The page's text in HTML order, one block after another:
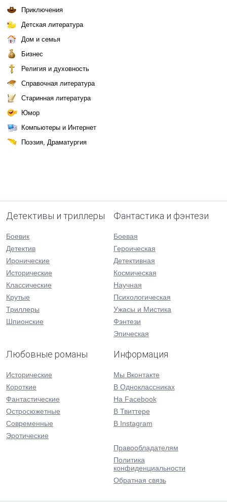
Приключения
Детская литература
Дом и семья
Бизнес
Религия и духовность
Справочная литература
Старинная литература
Юмор
Компьютеры и Интернет
Поэзия, Драматургия
Детективы и триллеры
Боевик
Детектив
Иронические
Исторические
Классические
Крутые
Триллеры
Шпионские
Фантастика и фэнтези
Боевая
Героическая
Детективная
Космическая
Научная
Психологическая
Ужасы и Мистика
Фэнтези
Эпическая
Любовные романы
Исторические
Короткие
Фантастические
Остросюжетные
Современные
Эротические
Информация
Мы Вконтакте
В Одноклассниках
На Facebook
В Твиттере
В Instagram
Правообладателям
Политика
конфиденциальности
Обратная связь